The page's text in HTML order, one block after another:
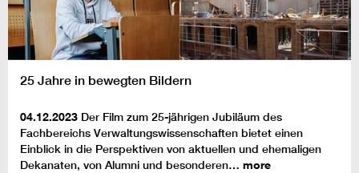
25 Jahre in bewegten Bildern
04.12.2023 Der Film zum 25-jährigen Jubiläum des
Fachbereichs Verwaltungswissenschaften bietet einen
Einblick in die Perspektiven von aktuellen und ehemaligen
Dekanaten, von Alumni und besonderen… more